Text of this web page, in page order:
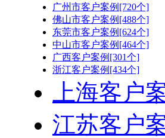
广州市客户案例[720个]
佛山市客户案例[488个]
东莞市客户案例[624个]
中山市客户案例[464个]
广西客户案例[301个]
浙江客户案例[434个]
上海客户
江苏客户